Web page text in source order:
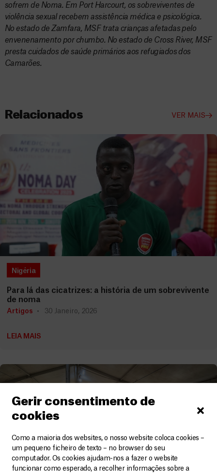
Gerir consentimento de
cookies
Como a maioria dos websites, o nosso website coloca cookies –
um pequeno ficheiro de texto – no browser do seu
computador. Os cookies ajudam-nos a fazer o website
funcionar como esperado, a recolher informações sobre a
sofrem de Noma. Em Port Harcourt, os sobreviventes de
violência sexual recebem assistência médica e psicológica.
No estado de Zamfara, MSF trata crianças afetadas pelo
envenenamento por chumbo. No estado de Cross River, MSF
presta cuidados de saúde primários aos refugiados dos
Camarões.
Relacionados VER MAIS
Nigéria
Para lá das cicatrizes: a história de um sobrevivente
de noma
Artigos 30 Janeiro, 2026
LEIA MAIS